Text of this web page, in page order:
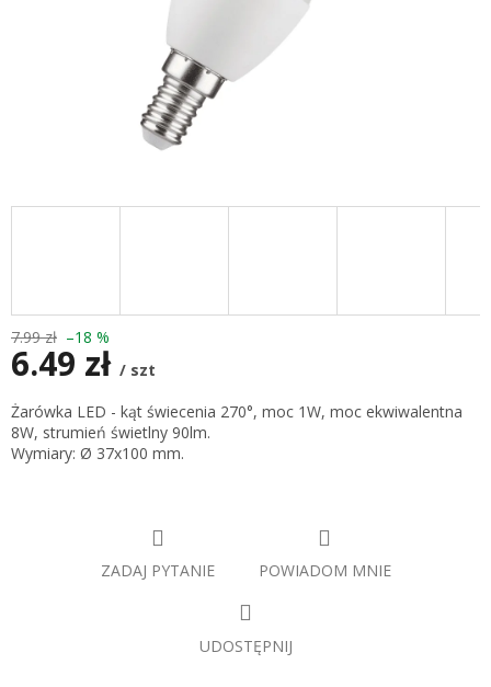
7.99 zł –18 %
6.49 zł / szt
Cena
jednostkowa:
Żarówka LED - kąt świecenia 270°, moc 1W, moc ekwiwalentna
8W, strumień świetlny 90lm.
Wymiary: Ø 37x100 mm.
ZADAJ PYTANIE POWIADOM MNIE
UDOSTĘPNIJ